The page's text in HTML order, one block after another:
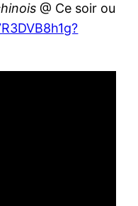
@ Ce soir ou